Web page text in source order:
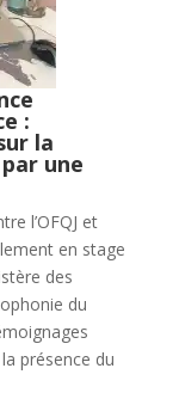
:
la
une
l’OFQJ et
en stage
des
du
présence du